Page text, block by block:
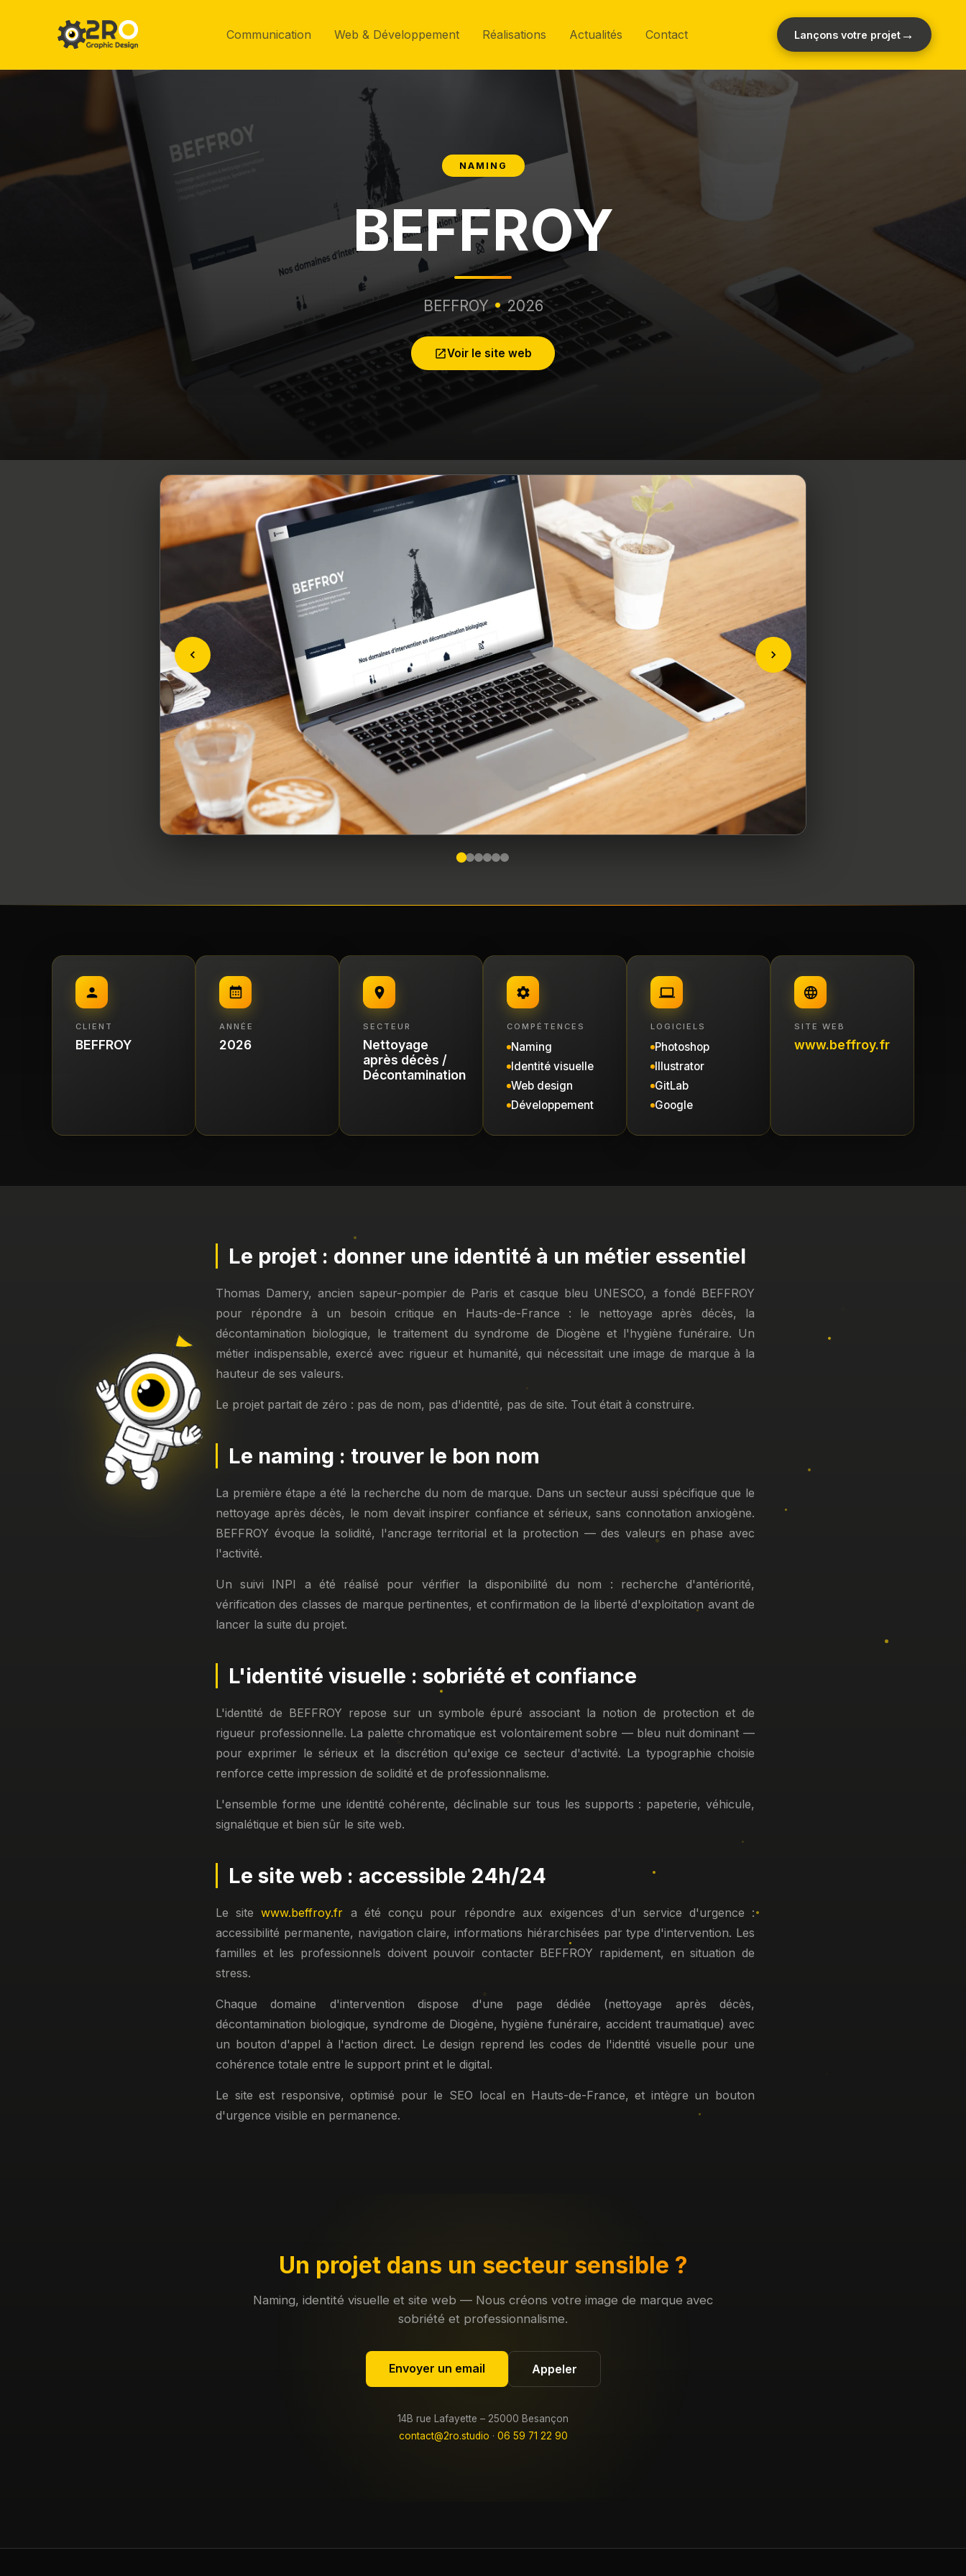
Communication Web & Développement Réalisations Actualités Contact Lançons votre projet→
NAMING
BEFFROY
BEFFROY•2026
Voir le site web
CLIENT
BEFFROY
ANNÉE
2026
SECTEUR
Nettoyage
après décès /
Décontamination
COMPÉTENCES
Naming
Identité visuelle
Web design
Développement
LOGICIELS
Photoshop
Illustrator
GitLab
Google
SITE WEB
www.beffroy.fr
Le projet : donner une identité à un métier essentiel
Thomas Damery, ancien sapeur-pompier de Paris et casque bleu UNESCO, a fondé BEFFROY
pour répondre à un besoin critique en Hauts-de-France : le nettoyage après décès, la
décontamination biologique, le traitement du syndrome de Diogène et l'hygiène funéraire. Un
métier indispensable, exercé avec rigueur et humanité, qui nécessitait une image de marque à la
hauteur de ses valeurs.
Le projet partait de zéro : pas de nom, pas d'identité, pas de site. Tout était à construire.
Le naming : trouver le bon nom
La première étape a été la recherche du nom de marque. Dans un secteur aussi spécifique que le
nettoyage après décès, le nom devait inspirer confiance et sérieux, sans connotation anxiogène.
BEFFROY évoque la solidité, l'ancrage territorial et la protection — des valeurs en phase avec
l'activité.
Un suivi INPI a été réalisé pour vérifier la disponibilité du nom : recherche d'antériorité,
vérification des classes de marque pertinentes, et confirmation de la liberté d'exploitation avant de
lancer la suite du projet.
L'identité visuelle : sobriété et confiance
L'identité de BEFFROY repose sur un symbole épuré associant la notion de protection et de
rigueur professionnelle. La palette chromatique est volontairement sobre — bleu nuit dominant —
pour exprimer le sérieux et la discrétion qu'exige ce secteur d'activité. La typographie choisie
renforce cette impression de solidité et de professionnalisme.
L'ensemble forme une identité cohérente, déclinable sur tous les supports : papeterie, véhicule,
signalétique et bien sûr le site web.
Le site web : accessible 24h/24
Le sitewww.beffroy.fr a été conçu pour répondre aux exigences d'un service d'urgence :
accessibilité permanente, navigation claire, informations hiérarchisées par type d'intervention. Les
familles et les professionnels doivent pouvoir contacter BEFFROY rapidement, en situation de
stress.
Chaque domaine d'intervention dispose d'une page dédiée (nettoyage après décès,
décontamination biologique, syndrome de Diogène, hygiène funéraire, accident traumatique) avec
un bouton d'appel à l'action direct. Le design reprend les codes de l'identité visuelle pour une
cohérence totale entre le support print et le digital.
Le site est responsive, optimisé pour le SEO local en Hauts-de-France, et intègre un bouton
d'urgence visible en permanence.
Un projet dans un secteur sensible ?
Naming, identité visuelle et site web — Nous créons votre image de marque avec
sobriété et professionnalisme.
Envoyer un email Appeler
14B rue Lafayette – 25000 Besançon
contact@2ro.studio · 06 59 71 22 90